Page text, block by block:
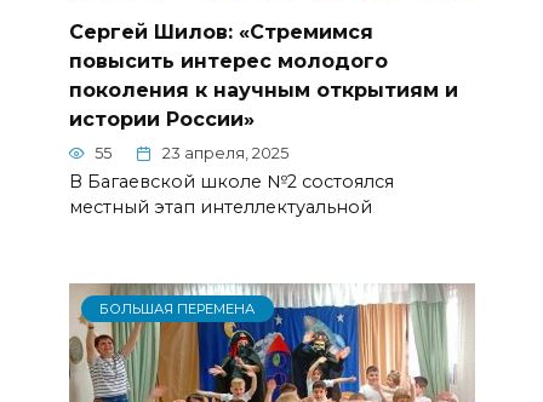
Сергей Шилов: «Стремимся
повысить интерес молодого
поколения к научным открытиям и
истории России»
55 23 апреля, 2025
В Багаевской школе №2 состоялся
местный этап интеллектуальной
БОЛЬШАЯ ПЕРЕМЕНА